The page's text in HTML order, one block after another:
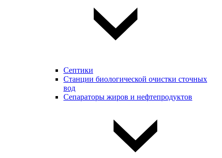
Септики
Станции биологической очистки сточных
вод
Сепараторы жиров и нефтепродуктов